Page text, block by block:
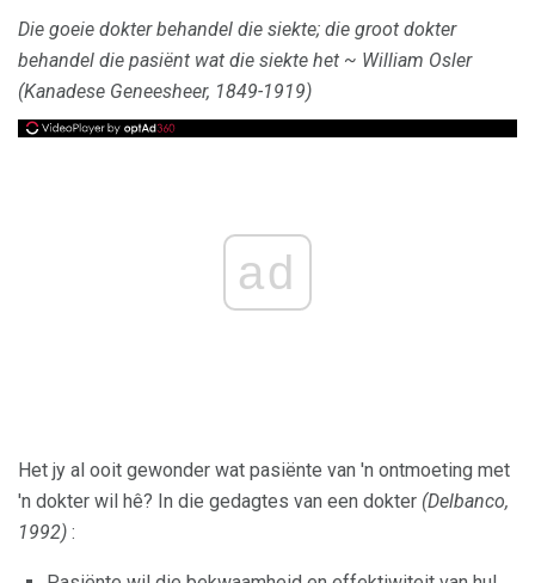
Die goeie dokter behandel die siekte; die groot dokter
behandel die pasiënt wat die siekte het ~ William Osler
(Kanadese Geneesheer, 1849-1919)
ad
Het jy al ooit gewonder wat pasiënte van 'n ontmoeting met
'n dokter wil hê? In die gedagtes van een dokter (Delbanco,
1992) :